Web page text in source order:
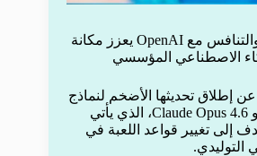
قفزة نوعية في الأداء والتنافس مع OpenAI يعزز مكانة
الاصطناعي المؤسسي
إطلاق تحديثها الأضخم لنماذج
الذكاء الاصطناعي، وهو Claude Opus 4.6، الذي يأتي
إلى تغيير قواعد اللعبة في
التوليدي.